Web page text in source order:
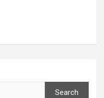
Search